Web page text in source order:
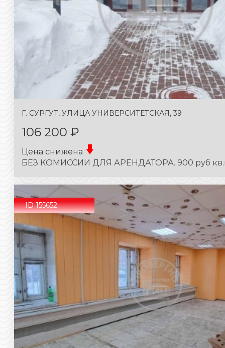
Г. СУРГУТ, УЛИЦА УНИВЕРСИТЕТСКАЯ, 39
106 200 ₽
Цена снижена
БЕЗ КОМИССИИ ДЛЯ АРЕНДАТОРА. 900 руб
ID 155652